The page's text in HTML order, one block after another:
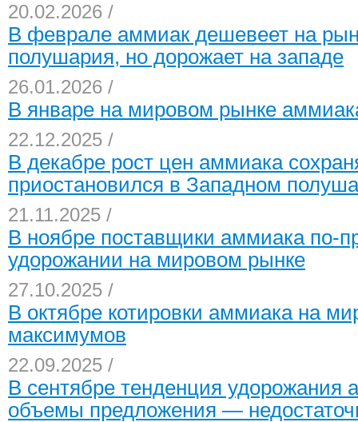
20.02.2026 /
В феврале аммиак дешевеет на
полушария, но дорожает на западе
26.01.2026 /
В январе на мировом рынке
22.12.2025 /
В декабре рост цен аммиака
приостановился в Западном
21.11.2025 /
В ноябре поставщики аммиака по-
удорожании на мировом рынке
27.10.2025 /
В октябре котировки аммиака на
максимумов
22.09.2025 /
В сентябре тенденция удорожания
объемы предложения —